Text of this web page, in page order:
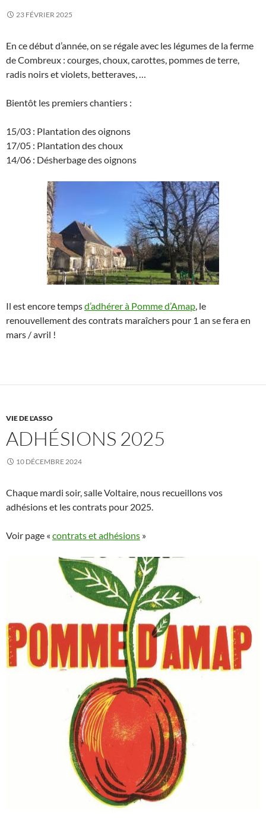
23 FÉVRIER 2025
En ce début d’année, on se régale avec les légumes de la ferme
de Combreux : courges, choux, carottes, pommes de terre,
radis noirs et violets, betteraves, …
Bientôt les premiers chantiers :
15/03 : Plantation des oignons
17/05 : Plantation des choux
14/06 : Désherbage des oignons
Il est encore tempsd’adhérer à Pomme d’Amap, le
renouvellement des contrats maraîchers pour 1 an se fera en
mars / avril !
VIE DE L'ASSO
ADHÉSIONS 2025
10 DÉCEMBRE 2024
Chaque mardi soir, salle Voltaire, nous recueillons vos
adhésions et les contrats pour 2025.
Voir page « contrats et adhésions »